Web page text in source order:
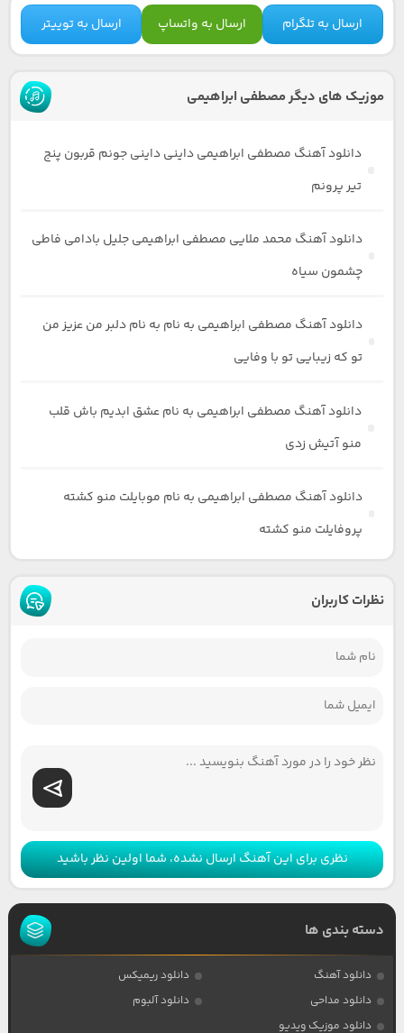
ارسال به تلگرام ارسال به واتساپ ارسال به توییتر
موزیک های دیگر مصطفی ابراهیمی
دانلود آهنگ مصطفی ابراهیمی داینی داینی جونم قربون پنج
تیر پرونم
دانلود آهنگ محمد ملایی مصطفی ابراهیمی جلیل بادامی فاطی
چشمون سیاه
دانلود آهنگ مصطفی ابراهیمی به نام به نام دلبر من عزیز من
تو که زیبایی تو با وفایی
دانلود آهنگ مصطفی ابراهیمی به نام عشق ابدیم باش قلب
منو آتیش زدی
دانلود آهنگ مصطفی ابراهیمی به نام موبایلت منو کشته
پروفایلت منو کشته
نظرات کاربران
نظری برای این آهنگ ارسال نشده، شما اولین نظر باشید
دسته بندی ها
دانلود آهنگ
دانلود ریمیکس
دانلود مداحی
دانلود آلبوم
دانلود موزیک ویدیو